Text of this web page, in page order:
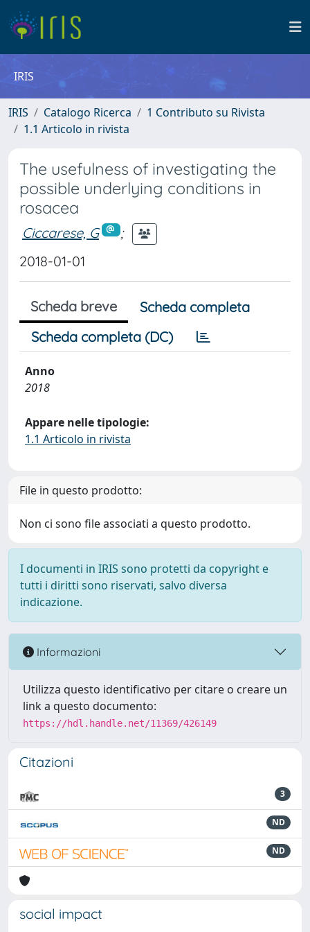
IRIS
IRIS Catalogo Ricerca
1 Contributo su Rivista
1.1 Articolo in rivista
The usefulness of investigating the
possible underlying conditions in
rosacea
Ciccarese, G
;
2018-01-01
Scheda breve
Scheda completa
Scheda completa (DC)
Anno
2018
Appare nelle tipologie:
1.1 Articolo in rivista
File in questo prodotto:
Non ci sono file associati a questo prodotto.
I documenti in IRIS sono protetti da copyright e
tutti i diritti sono riservati, salvo diversa
indicazione.
Informazioni
Utilizza questo identificativo per citare o creare un
link a questo documento:
https://hdl.handle.net/11369/426149
Citazioni
3
ND
ND
social impact